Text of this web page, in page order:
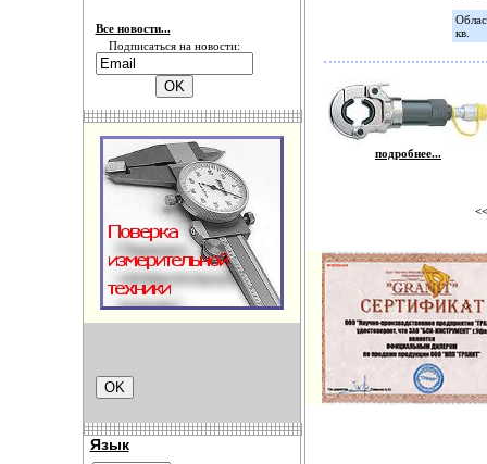
Все новости...
Подписаться на новости:
Язык
кв.
подробнее...